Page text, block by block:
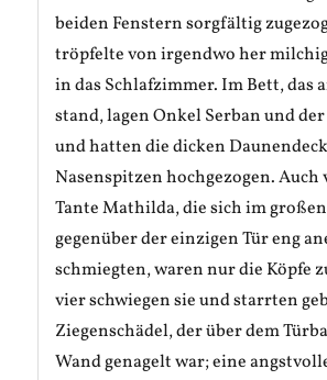
beiden Fenstern sorgfältig
tröpfelte von irgendwo her
in das Schlafzimmer. Im Bett, das
stand, lagen Onkel Serban und
und hatten die dicken
Nasenspitzen hochgezogen. Auch
Tante Mathilda, die sich im
gegenüber der einzigen Tür eng
schmiegten, waren nur die Köpfe
vier schwiegen sie und starrten
Ziegenschädel, der über dem
Wand genagelt war; eine